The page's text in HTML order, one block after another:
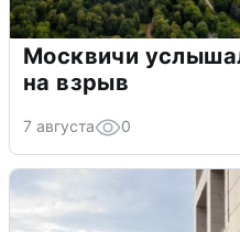
Москвичи
на взрыв
7 августа 0